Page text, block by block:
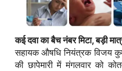
कई दवा का बैच नंबर मिटा, बड़ी
सहायक औषधि नियंत्रक विजय
की छापेमारी में मंगलवार को